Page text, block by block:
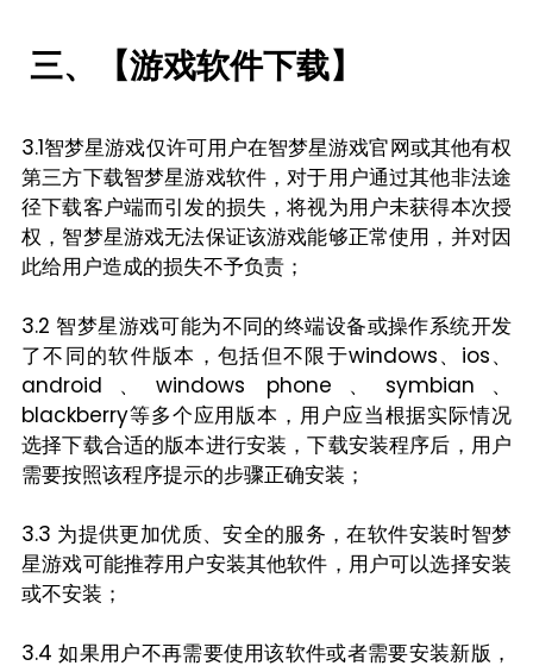
三、【游戏软件下载】
3.1智梦星游戏仅许可用户在智梦星游戏官网或其他有权
第三方下载智梦星游戏软件，对于用户通过其他非法途
径下载客户端而引发的损失，将视为用户未获得本次授
权，智梦星游戏无法保证该游戏能够正常使用，并对因
此给用户造成的损失不予负责；
3.2 智梦星游戏可能为不同的终端设备或操作系统开发
了不同的软件版本，包括但不限于windows、ios、
android、windows phone、symbian、
blackberry等多个应用版本，用户应当根据实际情况
选择下载合适的版本进行安装，下载安装程序后，用户
需要按照该程序提示的步骤正确安装；
3.3 为提供更加优质、安全的服务，在软件安装时智梦
星游戏可能推荐用户安装其他软件，用户可以选择安装
或不安装；
3.4 如果用户不再需要使用该软件或者需要安装新版，